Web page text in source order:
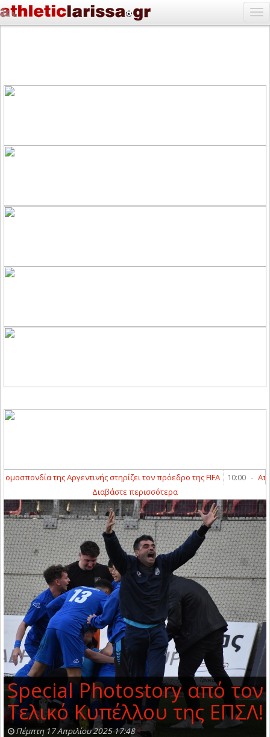
Αργεντινής στηρίζει τον πρόεδρο της FIFA 10:00 - Ατζέντης Ρόδρι:
Διαβάστε περισσότερα
Special Photostory από τον
Τελικό Κυπέλλου της ΕΠΣΛ!
Πέμπτη 17 Απριλίου 2025 17:48